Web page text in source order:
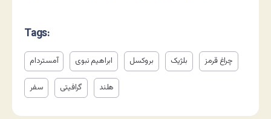
Tags:
آمستردام ابراهیم نبوی بروکسل بلژیک چراغ قرمز
سفر گرافیتی هلند